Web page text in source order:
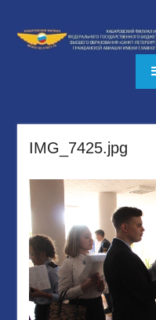
содержимому
IMG_7425.jpg